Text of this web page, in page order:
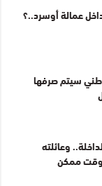
عمالة أوسرد..؟
سيتم صرفها
وعائلته
وقت ممكن